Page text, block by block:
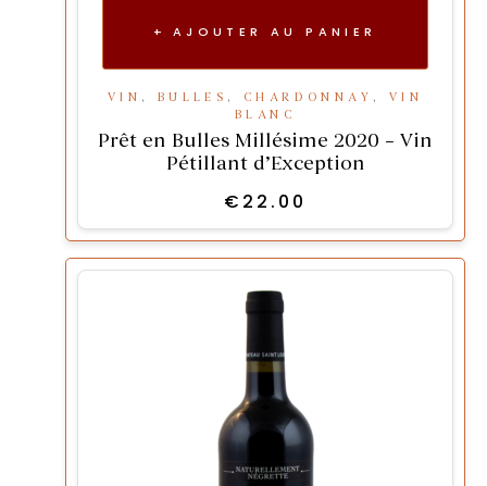
AJOUTER AU PANIER
VIN , BULLES , CHARDONNAY , VIN
BLANC
Prêt en Bulles Millésime 2020 – Vin
Pétillant d’Exception
€ 22.00